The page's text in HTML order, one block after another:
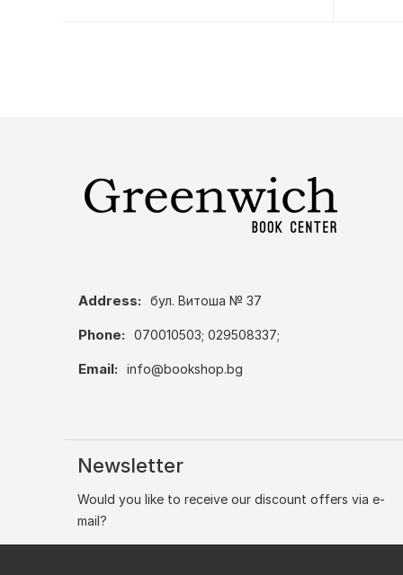
Address: бул. Витоша № 37
Phone: 070010503; 029508337;
Email: info@bookshop.bg
Newsletter
Would you like to receive our discount offers via e-
mail?